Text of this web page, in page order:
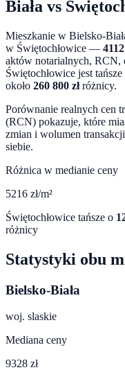
Biała vs
Mieszkanie w Bielsko-
w Świętochłowice — 4112
aktów notarialnych, RCN,
Świętochłowice jest tańsze
około 260 800 złróżnicy.
Porównanie realnych cen
(RCN) pokazuje, które
zmian i wolumen
siebie.
Różnica w medianie ceny
5216 zł/m²
Świętochłowice tańsze o
różnicy
Statystyki obu
Bielsko-Biała
woj. slaskie
Mediana ceny
9328 zł